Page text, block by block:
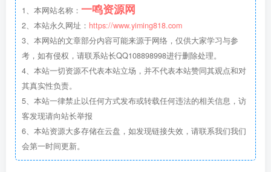
1、本网站名称： 一鸣资源网
2、本站永久网址： https://www.yiming818.com
3、本网站的文章部分内容可能来源于网络，仅供大家学习与参
考，如有侵权，请联系站长QQ108898998进行删除处理。
4、本站一切资源不代表本站立场，并不代表本站赞同其观点和对
其真实性负责。
5、本站一律禁止以任何方式发布或转载任何违法的相关信息，访
客发现请向站长举报
6、本站资源大多存储在云盘，如发现链接失效，请联系我们我们
会第一时间更新。